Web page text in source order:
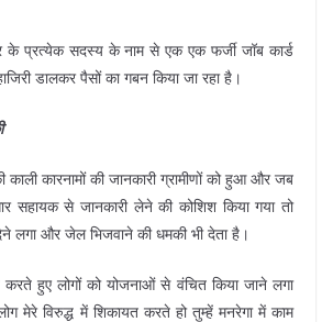
के प्रत्येक सदस्य के नाम से एक एक फर्जी जॉब कार्ड
डालकर पैसों का गबन किया जा रहा है।
काली कारनामों की जानकारी ग्रामीणों को हुआ और जब
सहायक से जानकारी लेने की कोशिश किया गया तो
लगा और जेल भिजवाने की धमकी भी देता है।
हुए लोगों को योजनाओं से वंचित किया जाने लगा
मेरे विरुद्ध में शिकायत करते हो तुम्हें मनरेगा में काम